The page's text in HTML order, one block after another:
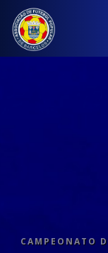
CLUBES
CAMPEONATO